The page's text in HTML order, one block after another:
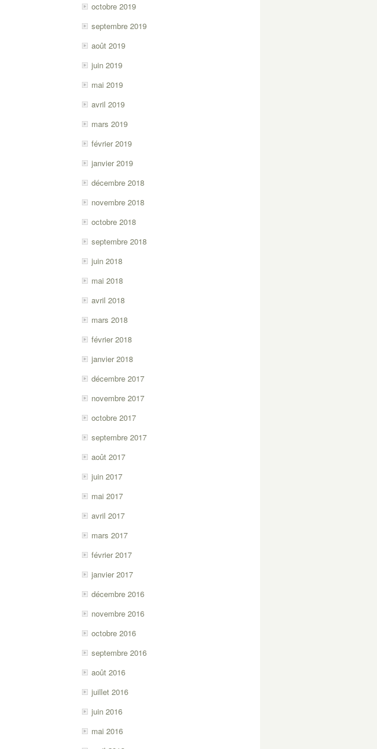
octobre 2019
septembre 2019
août 2019
juin 2019
mai 2019
avril 2019
mars 2019
février 2019
janvier 2019
décembre 2018
novembre 2018
octobre 2018
septembre 2018
juin 2018
mai 2018
avril 2018
mars 2018
février 2018
janvier 2018
décembre 2017
novembre 2017
octobre 2017
septembre 2017
août 2017
juin 2017
mai 2017
avril 2017
mars 2017
février 2017
janvier 2017
décembre 2016
novembre 2016
octobre 2016
septembre 2016
août 2016
juillet 2016
juin 2016
mai 2016